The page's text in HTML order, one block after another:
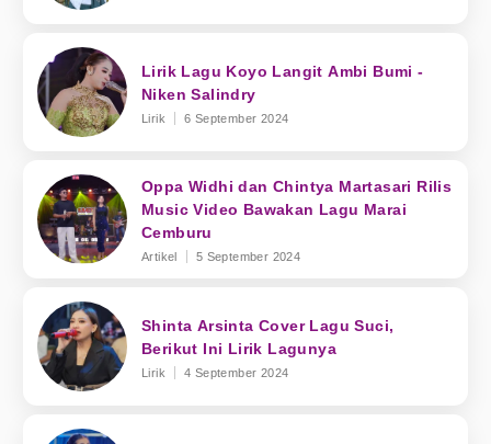
Lirik Lagu Koyo Langit Ambi Bumi -
Niken Salindry
Lirik 6 September 2024
Oppa Widhi dan Chintya Martasari Rilis
Music Video Bawakan Lagu Marai
Cemburu
Artikel 5 September 2024
Shinta Arsinta Cover Lagu Suci,
Berikut Ini Lirik Lagunya
Lirik 4 September 2024